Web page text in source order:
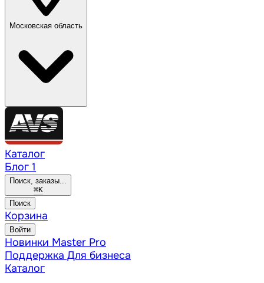
Московская область
Каталог
Блог 1
Поиск, заказы...
⌘K
Поиск
Корзина
Войти
Новинки Master Pro
Поддержка Для бизнеса
Каталог